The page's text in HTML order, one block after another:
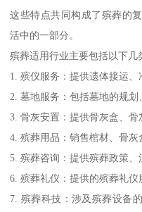
这些特点共同构成了殡葬的
活中的一部分。
殡葬适用行业主要包括以下几
1. 殡仪服务：提供遗体接运、
2. 墓地服务：包括墓地的规划
3. 骨灰安置：提供骨灰盒、骨
4. 殡葬用品：销售棺材、骨灰
5. 殡葬咨询：提供殡葬政策、
6. 殡葬礼仪：提供的殡葬礼仪
7. 殡葬科技：涉及殡葬设备